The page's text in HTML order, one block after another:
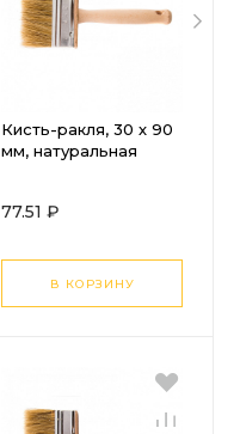
Кисть-ракля, 30 х 90
мм, натуральная
ручка
77.51 ₽
В КОРЗИНУ